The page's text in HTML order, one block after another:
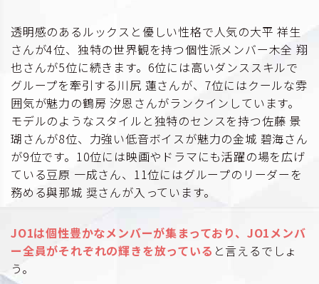
透明感のあるルックスと優しい性格で人気の大平 祥生
さんが4位、独特の世界観を持つ個性派メンバー木全 翔
也さんが5位に続きます。6位には高いダンススキルで
グループを牽引する川尻 蓮さんが、7位にはクールな雰
囲気が魅力の鶴房 汐恩さんがランクインしています。
モデルのようなスタイルと独特のセンスを持つ佐藤 景
瑚さんが8位、力強い低音ボイスが魅力の金城 碧海さん
が9位です。10位には映画やドラマにも活躍の場を広げ
ている豆原 一成さん、11位にはグループのリーダーを
務める與那城 奨さんが入っています。
JO1は個性豊かなメンバーが集まっており、JO1メンバ
ー全員がそれぞれの輝きを放っている と言えるでしょ
う。